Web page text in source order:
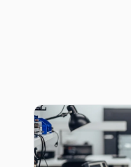
Esatpaşa
Ataşehir TCL Servis →
Fetih TCL Servis